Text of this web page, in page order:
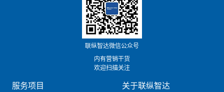
联纵智达微信公众号
内有营销干货
欢迎扫描关注
服务项目 关于联纵智达